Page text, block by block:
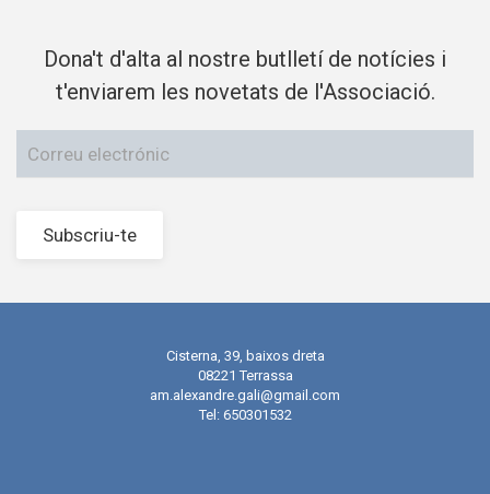
Dona't d'alta al nostre butlletí de notícies i
t'enviarem les novetats de l'Associació.
Subscriu-te
Cisterna, 39, baixos dreta
08221 Terrassa
am.alexandre.gali@gmail.com
Tel: 650301532